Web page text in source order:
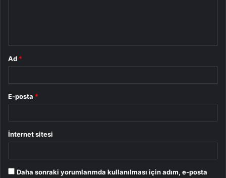
Ad *
E-posta *
İnternet sitesi
Daha sonraki yorumlarımda kullanılması için adım, e-posta